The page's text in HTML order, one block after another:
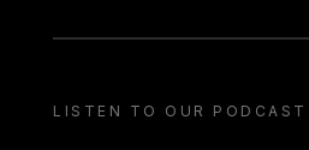
LISTEN TO OUR PODCAST